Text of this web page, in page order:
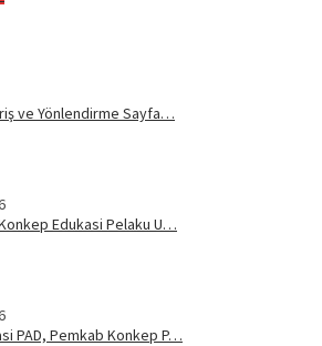
ve Yönlendirme Sayfa…
Edukasi Pelaku U…
PAD, Pemkab Konkep P…